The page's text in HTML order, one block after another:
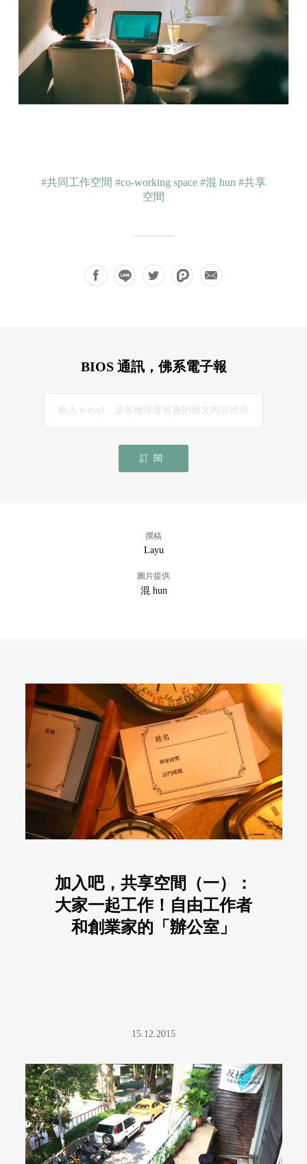
#共同工作空間 #co-working space #混 hun #共享
空間
BIOS 通訊，佛系電子報
訂閱
撰稿
Layu
圖片提供
混 hun
加入吧，共享空間（一）：
大家一起工作！自由工作者
和創業家的「辦公室」
15.12.2015